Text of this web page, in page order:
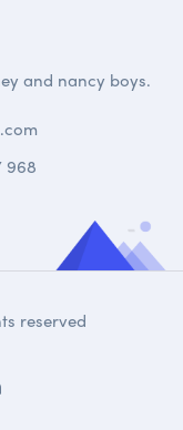
and nancy boys.
968
reserved